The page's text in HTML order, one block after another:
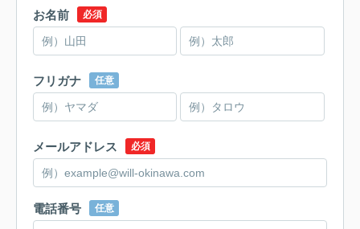
お名前 必須
フリガナ 任意
メールアドレス 必須
電話番号 任意